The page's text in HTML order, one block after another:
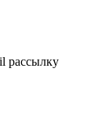
рассылку